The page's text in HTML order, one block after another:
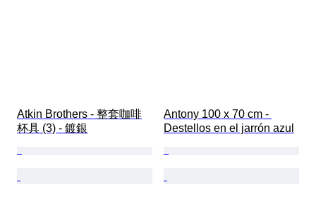
Atkin Brothers - 整套咖啡
杯具 (3) - 鍍銀
Antony 100 x 70 cm -
Destellos en el jarrón azul